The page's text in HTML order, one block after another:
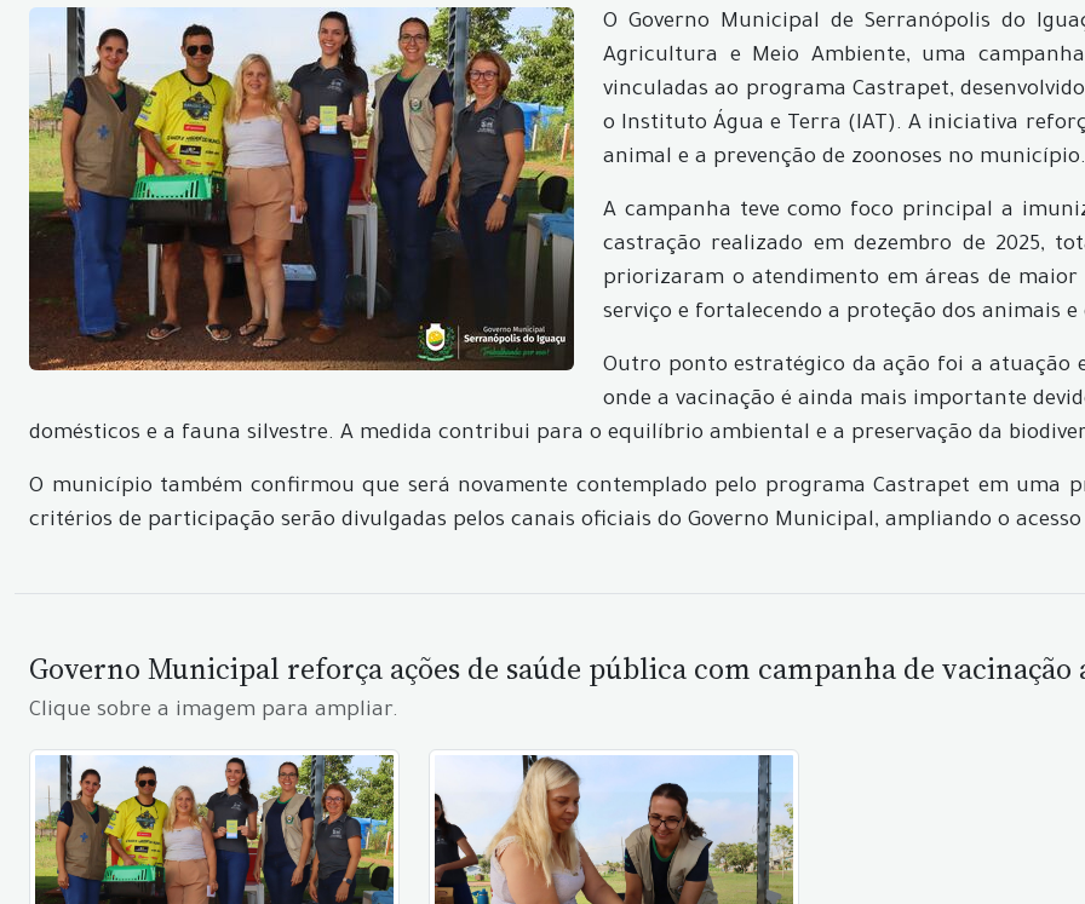
O Governo Municipal de Serranópolis do
Agricultura e Meio Ambiente, uma
vinculadas ao programa Castrapet,
o Instituto Água e Terra (IAT). A iniciativa
animal e a prevenção de zoonoses no município.
A campanha teve como foco principal a
castração realizado em dezembro de 2025,
priorizaram o atendimento em áreas de maior
serviço e fortalecendo a proteção dos animais e
Outro ponto estratégico da ação foi a atuação
onde a vacinação é ainda mais importante
domésticos e a fauna silvestre. A medida contribui para o equilíbrio ambiental e a preservação da
O município também confirmou que será novamente contemplado pelo programa Castrapet em uma
critérios de participação serão divulgadas pelos canais oficiais do Governo Municipal, ampliando o
Governo Municipal reforça ações de saúde pública com campanha de
Clique sobre a imagem para ampliar.